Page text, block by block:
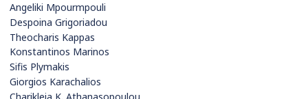
Angeliki Mpourmpouli
Despoina Grigoriadou
Theocharis Kappas
Konstantinos Marinos
Sifis Plymakis
Giorgios Karachalios